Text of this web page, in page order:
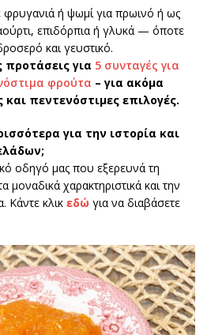
φρυγανιά ή ψωμί για πρωινό ή ως
επιδόρπια ή γλυκά — όποτε
και γευστικό.
προτάσεις για 5 συνταγές για
φρούτα – για ακόμα
και πεντενόστιμες επιλογές.
για την ιστορία και
οδηγό μας που εξερευνά τη
χαρακτηριστικά και την
Κάντε κλικ εδώ για να διαβάσετε